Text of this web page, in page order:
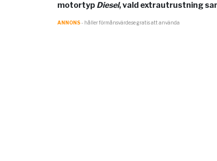
motortyp Diesel, vald extrautrustning
ANNONS- håller förmånsvärde.se gratis att använda